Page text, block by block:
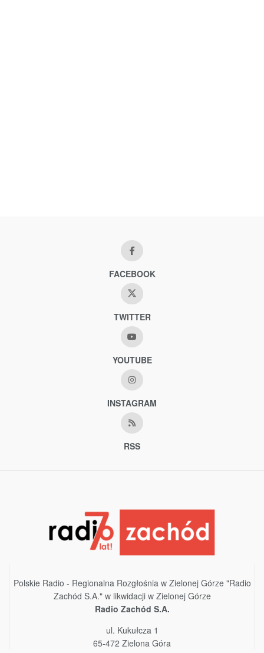
FACEBOOK
TWITTER
YOUTUBE
INSTAGRAM
RSS
Polskie Radio - Regionalna Rozgłośnia w Zielonej Górze "Radio
Zachód S.A." w likwidacji w Zielonej Górze
Radio Zachód S.A.
ul. Kukułcza 1
65-472 Zielona Góra